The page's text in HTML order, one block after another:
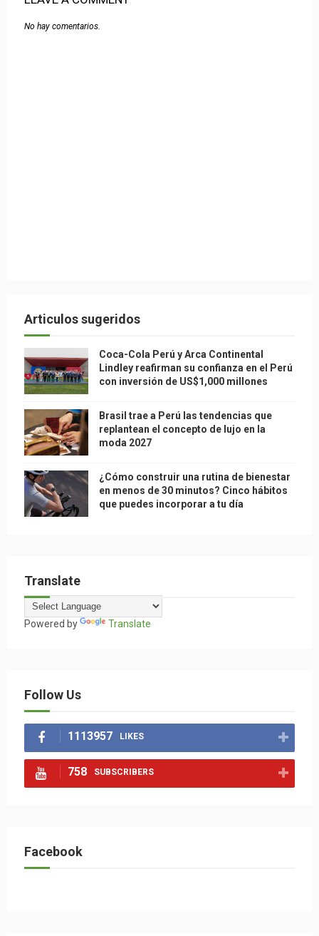
No hay comentarios.
Articulos sugeridos
Coca-Cola Perú y Arca Continental
Lindley reafirman su confianza en el Perú
con inversión de US$1,000 millones
Brasil trae a Perú las tendencias que
replantean el concepto de lujo en la
moda 2027
¿Cómo construir una rutina de bienestar
en menos de 30 minutos? Cinco hábitos
que puedes incorporar a tu día
Translate
Powered by Translate
Follow Us
1113957 LIKES
758 SUBSCRIBERS
Facebook